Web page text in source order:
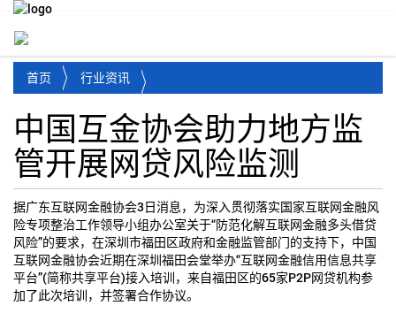
首页 行业资讯
中国互金协会助力地方监
管开展网贷风险监测
据广东互联网金融协会3日消息，为深入贯彻落实国家互联网金融风
险专项整治工作领导小组办公室关于“防范化解互联网金融多头借贷
风险”的要求，在深圳市福田区政府和金融监管部门的支持下，中国
互联网金融协会近期在深圳福田会堂举办“互联网金融信用信息共享
平台”(简称共享平台)接入培训，来自福田区的65家P2P网贷机构参
加了此次培训，并签署合作协议。